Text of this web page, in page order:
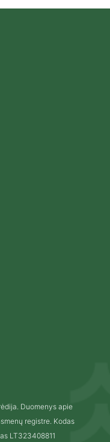
Duomenys apie
registre. Kodas
LT323408811